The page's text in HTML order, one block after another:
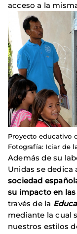
acceso a la
Proyecto educativo
Fotografía: Iciar de
Además de su
Unidas se dedica
sociedad
su impacto en
través de la
mediante la cual
nuestros estilos